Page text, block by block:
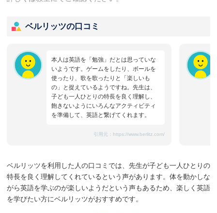
ベルリッツの口コミ
本人は英語を「勉強」だとは思っていな
いようです。ゲームをしたり、ボールを
使ったり、歌を歌ったりと「楽しいも
の」と捉えているようですね。先生は、
子ども一人ひとりの特長を良く理解し、
飽きないようにいろんなアクティビティ
を準備して、英語と繋げてくれます。
引用元： https://www.berlitz.com/
ベルリッツを利用した人の口コミでは、先生が子ども一人ひとりの
特長を良く理解してくれているという声があります。体を動かしな
がら英語を学ぶのが楽しいようだという声もあるため、楽しく英語
を学びたい方にベルリッツがおすすめです。